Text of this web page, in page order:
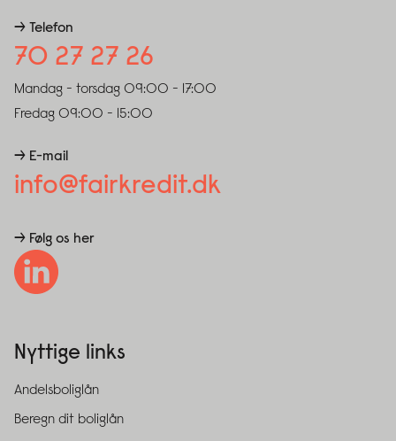
→ Telefon
70 27 27 26
Mandag - torsdag 09:00 - 17:00
Fredag 09:00 - 15:00
→ E-mail
info@fairkredit.dk
→ Følg os her
Nyttige links
Andelsboliglån
Beregn dit boliglån